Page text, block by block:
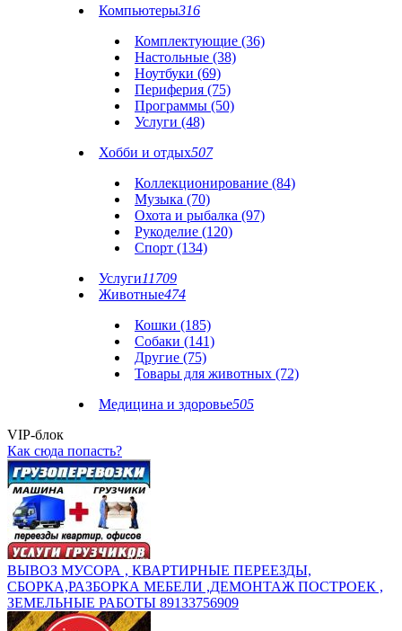
Компьютеры316
Комплектующие (36)
Настольные (38)
Ноутбуки (69)
Периферия (75)
Программы (50)
Услуги (48)
Хобби и отдых507
Коллекционирование (84)
Музыка (70)
Охота и рыбалка (97)
Рукоделие (120)
Спорт (134)
Услуги11709
Животные474
Кошки (185)
Собаки (141)
Другие (75)
Товары для животных (72)
Медицина и здоровье505
VIP-блок
Как сюда попасть?
ВЫВОЗ МУСОРА , КВАРТИРНЫЕ ПЕРЕЕЗДЫ,
СБОРКА,РАЗБОРКА МЕБЕЛИ ,ДЕМОНТАЖ ПОСТРОЕК ,
ЗЕМЕЛЬНЫЕ РАБОТЫ 89133756909